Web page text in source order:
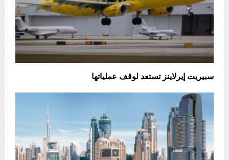
سبيريت إيرلاينز تستعد لوقف عملياتها